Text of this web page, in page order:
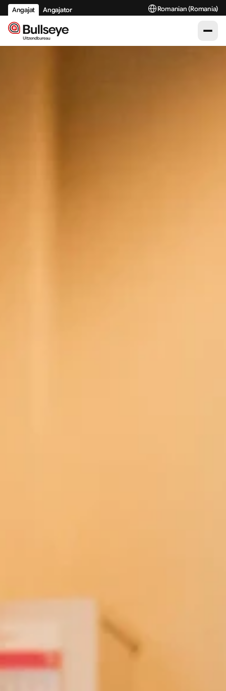
Angajat Angajator Select Language
Romanian (Romania)